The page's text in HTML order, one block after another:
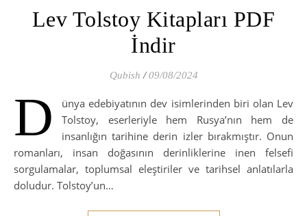
Lev Tolstoy Kitapları PDF
İndir
Qubish / 09/08/2024
D
ünya edebiyatının dev isimlerinden biri olan Lev
Tolstoy, eserleriyle hem Rusya’nın hem de
insanlığın tarihine derin izler bırakmıştır. Onun
romanları, insan doğasının derinliklerine inen felsefi
sorgulamalar, toplumsal eleştiriler ve tarihsel anlatılarla
doludur. Tolstoy’un…